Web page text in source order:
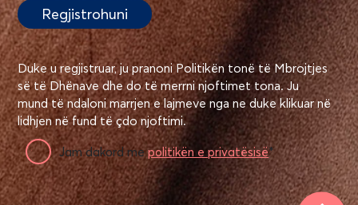
Duke u regjistruar, ju pranoni Politikën tonë të Mbrojtjes
së të Dhënave dhe do të merrni njoftimet tona. Ju
mund të ndaloni marrjen e lajmeve nga ne duke klikuar në
lidhjen në fund të çdo njoftimi.
Jam dakord mepolitikën e privatësisë*